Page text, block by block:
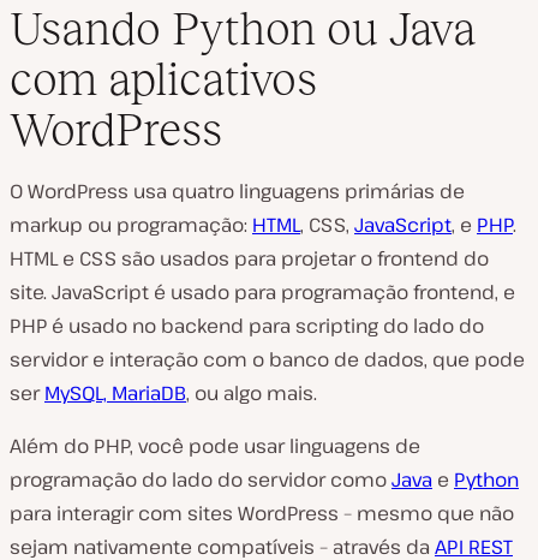
Usando Python ou Java
com aplicativos
WordPress
O WordPress usa quatro linguagens primárias de
markup ou programação: HTML, CSS, JavaScript, e PHP.
HTML e CSS são usados para projetar o frontend do
site. JavaScript é usado para programação frontend, e
PHP é usado no backend para scripting do lado do
servidor e interação com o banco de dados, que pode
serMySQL, MariaDB, ou algo mais.
Além do PHP, você pode usar linguagens de
programação do lado do servidor comoJava e Python
para interagir com sites WordPress – mesmo que não
sejam nativamente compatíveis – através da API REST